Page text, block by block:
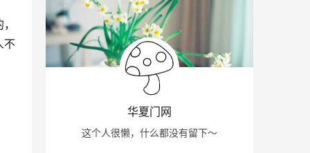
不
华夏门网
这个人很懒，什么都没有留下～